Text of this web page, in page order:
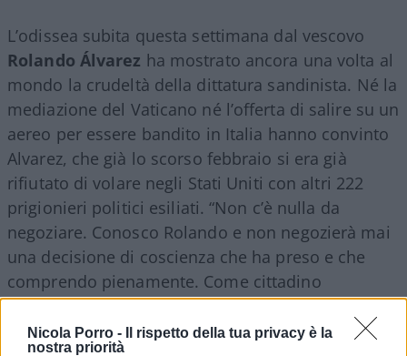
Nicola Porro -
Il rispetto della tua privacy è la
nostra priorità
L’odissea subita questa settimana dal vescovo
Rolando Álvarez ha mostrato ancora una volta al
mondo la crudeltà della dittatura sandinista. Né la
mediazione del Vaticano né l’offerta di salire su un
aereo per essere bandito in Italia hanno convinto
Alvarez, che già lo scorso febbraio si era già
rifiutato di volare negli Stati Uniti con altri 222
prigionieri politici esiliati. “Non c’è nulla da
negoziare. Conosco Rolando e non negozierà mai
una decisione di coscienza che ha preso e che
comprendo pienamente. Come cittadino
innocente ha il diritto di vivere libero nel suo
paese.